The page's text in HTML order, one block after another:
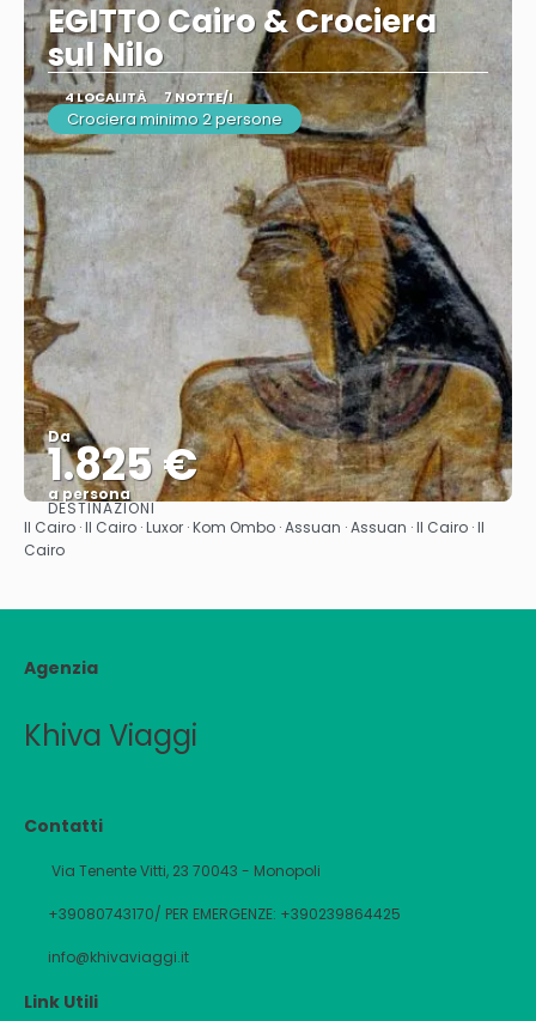
EGITTO Cairo & Crociera
sul Nilo
4 LOCALITÀ 7 NOTTE/I
Crociera minimo 2 persone
Da
1.825 €
a persona
Vedere
DESTINAZIONI
Il Cairo · Il Cairo · Luxor · Kom Ombo · Assuan · Assuan · Il Cairo · Il
Cairo
Agenzia
Khiva Viaggi
Contatti
Via Tenente Vitti, 23 70043 - Monopoli
+39080743170/ PER EMERGENZE: +390239864425
info@khivaviaggi.it
Link Utili